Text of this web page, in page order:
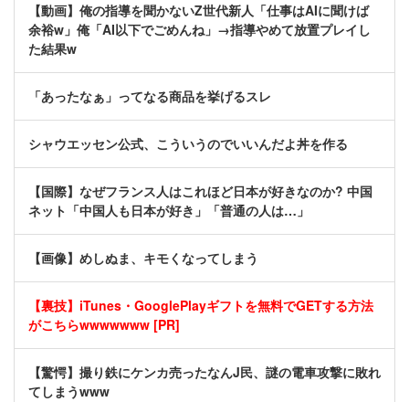
【動画】俺の指導を聞かないZ世代新人「仕事はAIに聞けば
余裕w」俺「AI以下でごめんね」→指導やめて放置プレイし
た結果w
「あったなぁ」ってなる商品を挙げるスレ
シャウエッセン公式、こういうのでいいんだよ丼を作る
【国際】なぜフランス人はこれほど日本が好きなのか? 中国
ネット「中国人も日本が好き」「普通の人は…」
【画像】めしぬま、キモくなってしまう
【裏技】iTunes・GooglePlayギフトを無料でGETする方法
がこちらwwwwwww [PR]
【驚愕】撮り鉄にケンカ売ったなんJ民、謎の電車攻撃に敗れ
てしまうwww